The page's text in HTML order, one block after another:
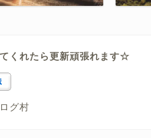
くれたら更新頑張れます☆
グ村